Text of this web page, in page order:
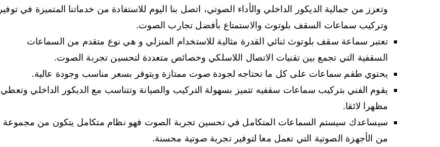
وتعزز من جمالية الديكور الداخلي والأداء الصوتي، اتصل بنا اليوم للاستفادة من خدماتنا المتميزة في توفير
وتركيب سماعات السقف بلوتوث والاستمتاع بأفضل تجارب الصوت.
تعتبر سماعة سقف بلوتوث ثنائي القدرة مثالية للاستخدام المنزلي و هي نوع متقدم من السماعات
السقفية التي تجمع بين تقنيات الاتصال اللاسلكي وخصائص متعددة لتحسين تجربة الصوت.
يحتوي طقم سماعات على كل ما تحتاجه لجودة صوت ممتازة ويتوفر بسعر مناسب وجودة عالية.
يقوم الفني بتركيب سماعات سقفيه تتميز بسهولة التركيب والصيانة وتتناسب مع الديكور الداخلي وتعطي
مظهرا لائقا.
سيساعدك سيستم السماعات المتكامل في تحسين تجربة الصوت فهو نظام متكامل يتكون من مجموعة
من الأجهزة الصوتية التي تعمل معا لتوفير تجربة صوتية محسنة.